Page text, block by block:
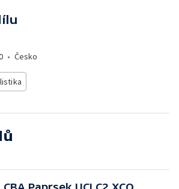
• Česko